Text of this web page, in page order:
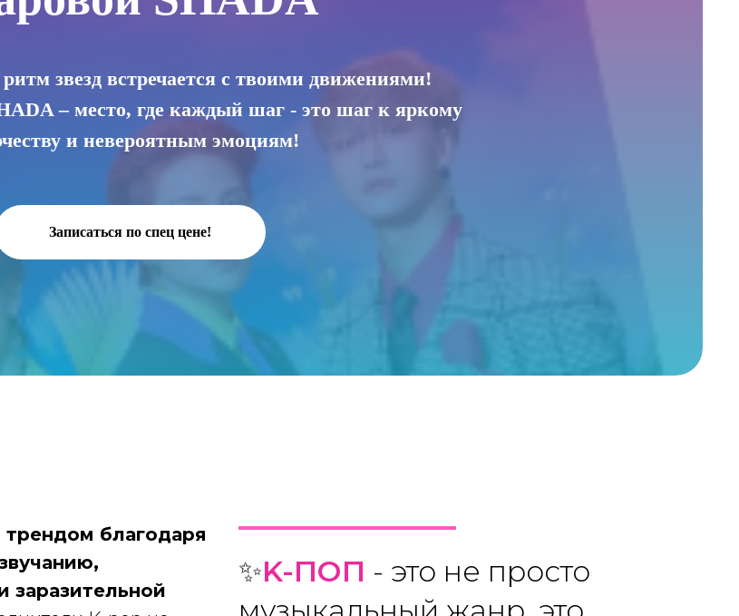
звезд встречается с твоими движениями!
– место, где каждый шаг - это шаг к яркому
и невероятным эмоциям!
Записаться по спец цене!
✨K-ПОП - это не просто
благодаря
заразительной